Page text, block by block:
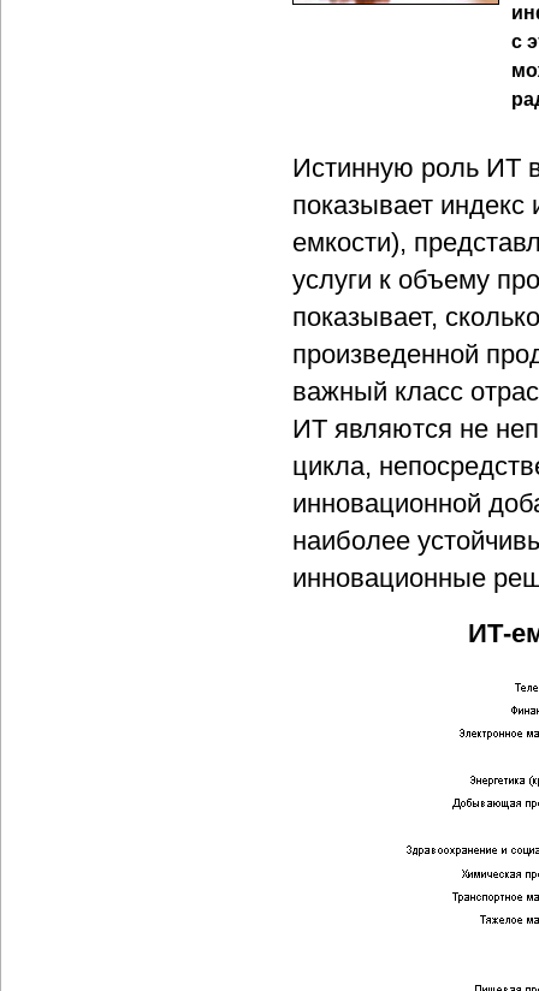
с
Истинную роль ИТ
показывает
емкости),
услуги к объему
показывает,
произведенной
важный класс
ИТ являются не
цикла,
инновационной
наиболее
инновационные
ИТ-